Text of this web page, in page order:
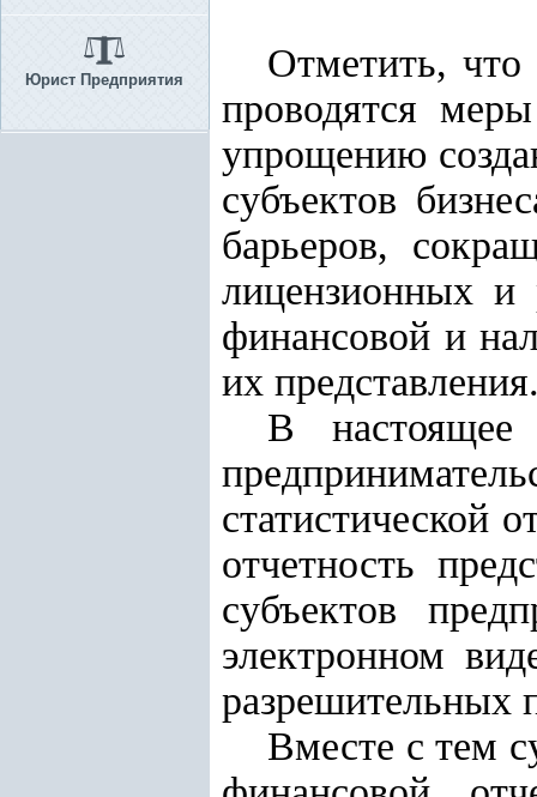
Юрист Предприятия
Отметить, что
проводятся
упрощению
субъектов
барьеров,
лицензионных и
финансовой и
их
В настоящее
статистической
отчетность
субъектов
электронном
разрешительных
Вместе с тем